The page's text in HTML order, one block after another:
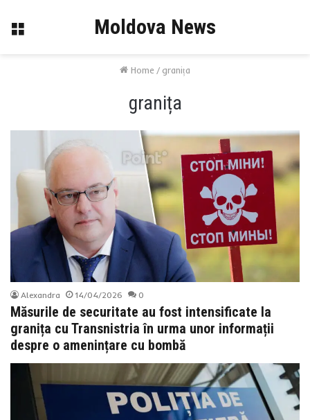
Menu Moldova News
Home / granița
granița
Alexandra 14/04/2026 0
Măsurile de securitate au fost intensificate la
granița cu Transnistria în urma unor informații
despre o amenințare cu bombă